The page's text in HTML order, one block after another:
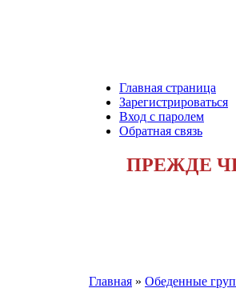
Главная страница
Зарегистрироваться
Вход с паролем
Обратная связь
ПРЕЖДЕ
Главная » Обеденные